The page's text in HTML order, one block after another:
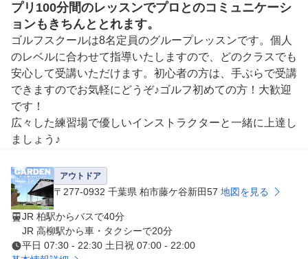
プリ100分間のレッスンでプロとのコミュニケーシ
ョンもきちんととれます。
ゴルフスクールは8名定員のグループレッスンです。個人
のレベルに合わせて指導いたしますので、どのクラスでも
安心して受講いただけます。初心者の方は、手ぶらで受講
できますのでお気軽にどうぞ♪ゴルフ初めての方！大歓迎
です！
広々した練習場で優しいインストラクターと一緒に上達し
ましょう♪
アウトドア
〒277-0932 千葉県 柏市藤ケ谷新田57 地図を見る
JR 柏駅からバスで40分
JR 高柳駅から車・タクシーで20分
平日 07:30 - 22:30 土日祝 07:00 - 22:00